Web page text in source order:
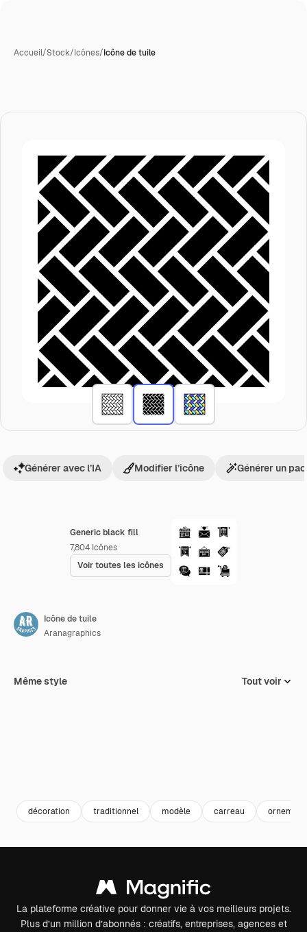
Accueil/Stock/Icônes/Icône de tuile
Generic black fill
7,804 Icônes
Voir toutes les icônes
Générer avec l’IA Modifier l’icône Générer un
Icône de tuile
Aranagraphics
Même style Tout voir
décoration traditionnel modèle carreau ornement
La plateforme créative pour donner vie à vos meilleurs projets.
Plus d’un million d’abonnés : créatifs, entreprises, agences et